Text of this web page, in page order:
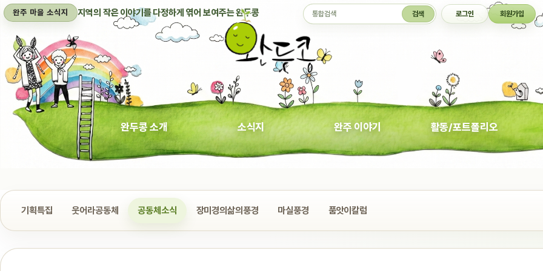
완주 마을 소식지 지역의 작은 이야기를 다정하게 엮어 보여주는 완두콩 통합검색 검색 로그인 회원가입
완두콩 소개 소식지 완주 이야기 활동/포트폴리오
기획특집 웃어라공동체 공동체소식 장미경의삶의풍경 마실풍경 품앗이칼럼